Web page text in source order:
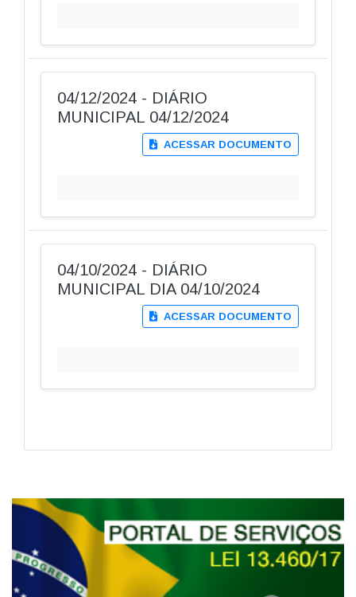
04/12/2024 - DIÁRIO
MUNICIPAL 04/12/2024
ACESSAR DOCUMENTO
04/10/2024 - DIÁRIO
MUNICIPAL DIA 04/10/2024
ACESSAR DOCUMENTO